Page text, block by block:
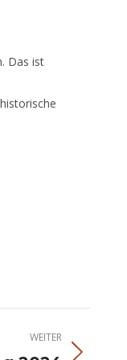
Das ist
WEITER